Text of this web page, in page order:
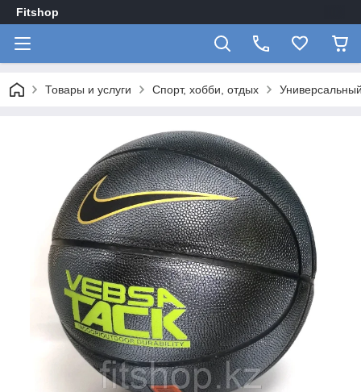
Fitshop
Товары и услуги Спорт, хобби, отдых